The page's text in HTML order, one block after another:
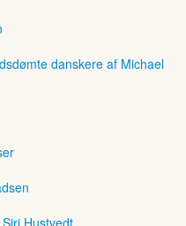
danskere af Michael
Hustvedt